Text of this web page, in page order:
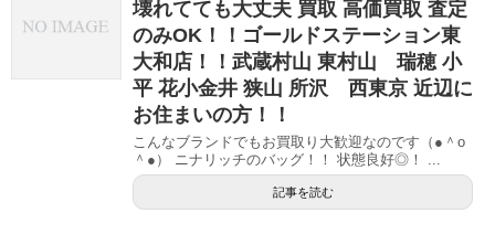
壊れてても大丈夫 買取 高価買取 査定
のみOK！！ゴールドステーション東
大和店！！武蔵村山 東村山 瑞穂 小
平 花小金井 狭山 所沢 西東京 近辺に
お住まいの方！！
こんなブランドでもお買取り大歓迎なのです（●＾o
＾●） ニナリッチのバッグ！！ 状態良好◎！ ...
記事を読む